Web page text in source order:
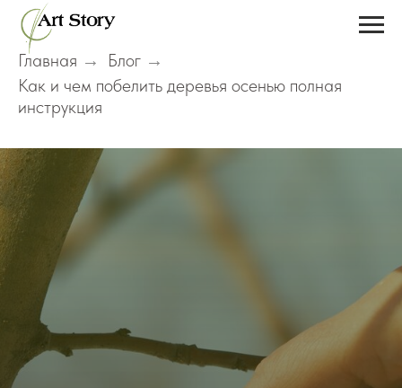
Главная → Блог →
Как и чем побелить деревья осенью полная
инструкция